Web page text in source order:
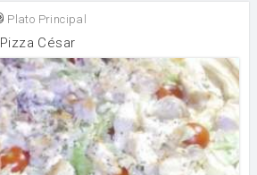
Plato Principal
Pizza César